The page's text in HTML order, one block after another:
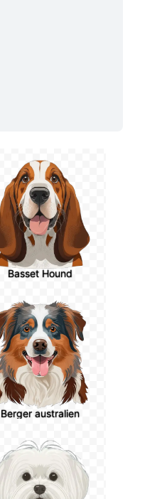
Basset Hound
Berger australien